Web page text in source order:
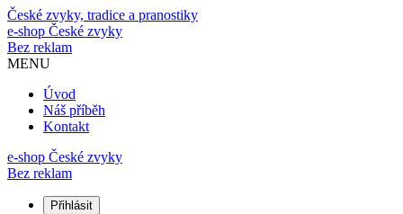
České zvyky, tradice a pranostiky
e-shop České zvyky
Bez reklam
MENU
Úvod
Náš příběh
Kontakt
e-shop České zvyky
Bez reklam
Přihlásit